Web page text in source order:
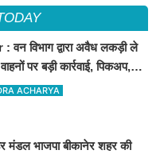
वन विभाग द्वारा अवैध लकड़ी ले
पर बड़ी कार्रवाई, पिकअप,
ट्रक जब्त!
ACHARYA
मंडल भाजपा बीकानेर शहर की